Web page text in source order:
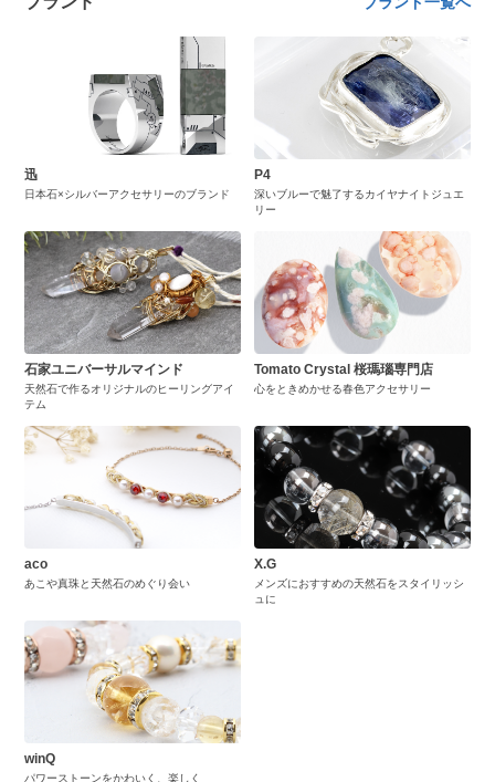
迅
日本石×シルバーアクセサリーのブランド
P4
深いブルーで魅了するカイヤナイトジュエ
リー
石家ユニバーサルマインド
天然石で作るオリジナルのヒーリングアイ
テム
Tomato Crystal 桜瑪瑙専門店
心をときめかせる春色アクセサリー
aco
あこや真珠と天然石のめぐり会い
X.G
メンズにおすすめの天然石をスタイリッシ
ュに
winQ
パワーストーンをかわいく、楽しく